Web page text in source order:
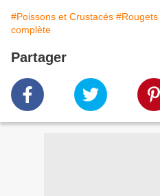
#Poissons et Crustacés #Rougets
complète
Partager